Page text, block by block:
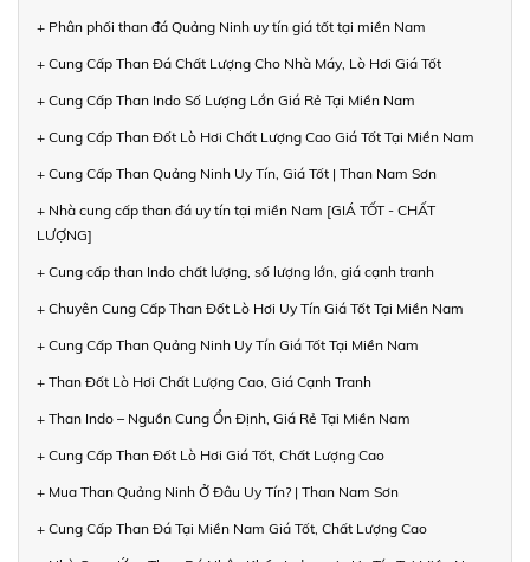
+ Phân phối than đá Quảng Ninh uy tín giá tốt tại miền Nam
+ Cung Cấp Than Đá Chất Lượng Cho Nhà Máy, Lò Hơi Giá Tốt
+ Cung Cấp Than Indo Số Lượng Lớn Giá Rẻ Tại Miền Nam
+ Cung Cấp Than Đốt Lò Hơi Chất Lượng Cao Giá Tốt Tại Miền Nam
+ Cung Cấp Than Quảng Ninh Uy Tín, Giá Tốt | Than Nam Sơn
+ Nhà cung cấp than đá uy tín tại miền Nam [GIÁ TỐT - CHẤT
LƯỢNG]
+ Cung cấp than Indo chất lượng, số lượng lớn, giá cạnh tranh
+ Chuyên Cung Cấp Than Đốt Lò Hơi Uy Tín Giá Tốt Tại Miền Nam
+ Cung Cấp Than Quảng Ninh Uy Tín Giá Tốt Tại Miền Nam
+ Than Đốt Lò Hơi Chất Lượng Cao, Giá Cạnh Tranh
+ Than Indo – Nguồn Cung Ổn Định, Giá Rẻ Tại Miền Nam
+ Cung Cấp Than Đốt Lò Hơi Giá Tốt, Chất Lượng Cao
+ Mua Than Quảng Ninh Ở Đâu Uy Tín? | Than Nam Sơn
+ Cung Cấp Than Đá Tại Miền Nam Giá Tốt, Chất Lượng Cao